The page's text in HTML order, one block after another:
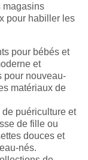
magasins
pour habiller les
pour bébés et
et
pour nouveau-
matériaux de
puériculture et
de fille ou
douces et
nés.